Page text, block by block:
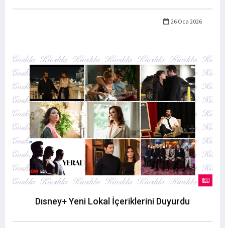
26 Oca 2026
Dısney+ Yeni Lokal İçeriklerini Duyurdu